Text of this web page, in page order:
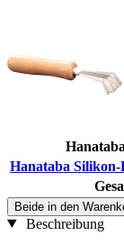
Hanataba
Beide in den
Beschreibung